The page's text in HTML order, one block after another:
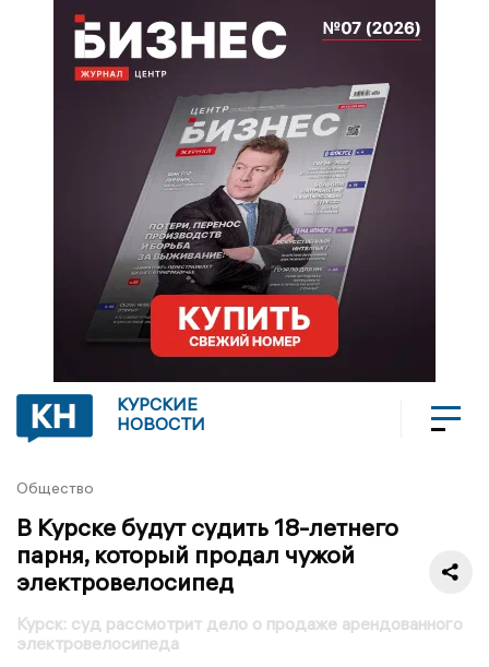
КУРСКИЕ
НОВОСТИ
Общество
В Курске будут судить 18-летнего
парня, который продал чужой
электровелосипед
Курск: суд рассмотрит дело о продаже арендованного
электровелосипеда